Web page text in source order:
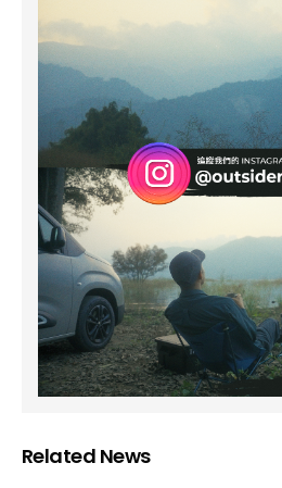
Related News